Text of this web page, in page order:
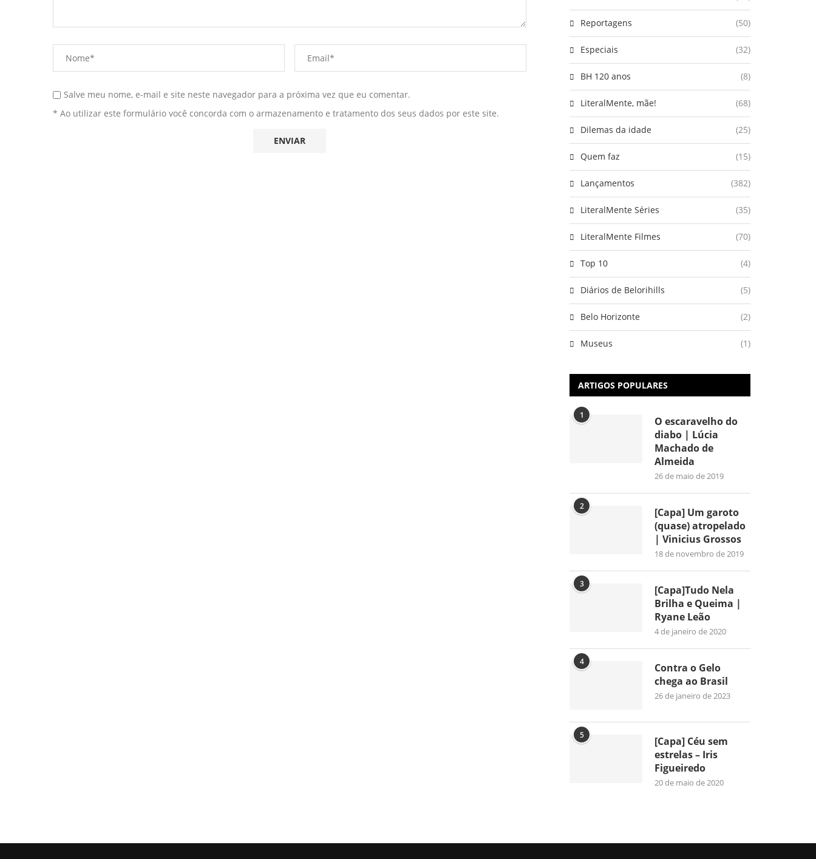
Salve meu nome, e-mail e site neste navegador para a próxima vez que eu comentar.
* Ao utilizar este formulário você concorda com o armazenamento e tratamento dos seus dados por este site.
Reportagens (50)
Especiais (32)
BH 120 anos (8)
LiteralMente, mãe! (68)
Dilemas da idade (25)
Quem faz (15)
Lançamentos (382)
LiteralMente Séries (35)
LiteralMente Filmes (70)
Top 10 (4)
Diários de Belorihills (5)
Belo Horizonte (2)
Museus (1)
ARTIGOS POPULARES
1
O escaravelho do
diabo | Lúcia
Machado de
Almeida
26 de maio de 2019
2
[Capa] Um garoto
(quase) atropelado
| Vinicius Grossos
18 de novembro de 2019
3
[Capa]Tudo Nela
Brilha e Queima |
Ryane Leão
4 de janeiro de 2020
4
Contra o Gelo
chega ao Brasil
26 de janeiro de 2023
5
[Capa] Céu sem
estrelas – Iris
Figueiredo
20 de maio de 2020